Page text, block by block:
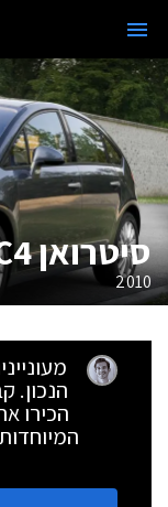
סיטרואן C4
2010
הנכון.
הכירו